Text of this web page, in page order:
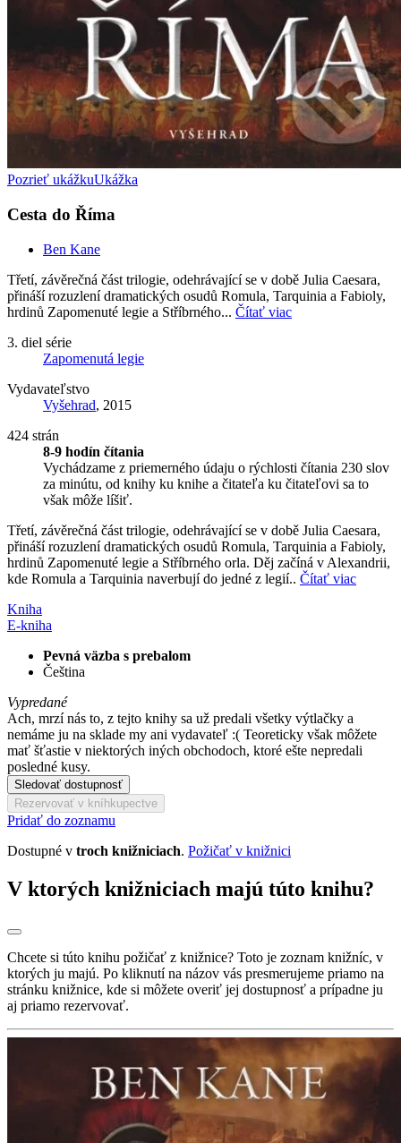
Pozrieť ukážkuUkážka
Cesta do Říma
Ben Kane
Třetí, závěrečná část trilogie, odehrávající se v době Julia Caesara,
přináší rozuzlení dramatických osudů Romula, Tarquinia a Fabioly,
hrdinů Zapomenuté legie a Stříbrného... Čítať viac
3. diel série
Zapomenutá legie
Vydavateľstvo
Vyšehrad, 2015
424 strán
8-9 hodín čítania
Vychádzame z priemerného údaju o rýchlosti čítania 230 slov
za minútu, od knihy ku knihe a čitateľa ku čitateľovi sa to
však môže líšiť.
Třetí, závěrečná část trilogie, odehrávající se v době Julia Caesara,
přináší rozuzlení dramatických osudů Romula, Tarquinia a Fabioly,
hrdinů Zapomenuté legie a Stříbrného orla. Děj začíná v Alexandrii,
kde Romula a Tarquinia naverbují do jedné z legií.. Čítať viac
Kniha
E-kniha
Pevná väzba s prebalom
Čeština
Vypredané
Ach, mrzí nás to, z tejto knihy sa už predali všetky výtlačky a
nemáme ju na sklade my ani vydavateľ :( Teoreticky však môžete
mať šťastie v niektorých iných obchodoch, ktoré ešte nepredali
posledné kusy.
Sledovať dostupnosť
Rezervovať v kníhkupectve
Pridať do zoznamu
Dostupné v troch knižniciach. Požičať v knižnici
V ktorých knižniciach majú túto knihu?
Chcete si túto knihu požičať z knižnice? Toto je zoznam knižníc, v
ktorých ju majú. Po kliknutí na názov vás presmerujeme priamo na
stránku knižnice, kde si môžete overiť jej dostupnosť a prípadne ju
aj priamo rezervovať.